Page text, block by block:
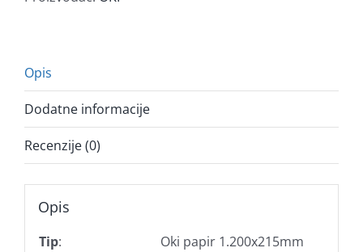
Opis
Dodatne informacije
Recenzije (0)
Opis
Tip:
Oki papir 1.200x215mm